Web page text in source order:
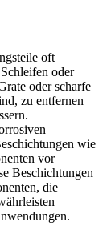
oft
oder
oder scharfe
zu entfernen
wie
vor
Beschichtungen
die